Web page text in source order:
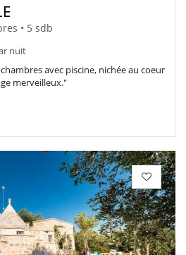
• 5 sdb
nuit
avec piscine, nichée au coeur
merveilleux."